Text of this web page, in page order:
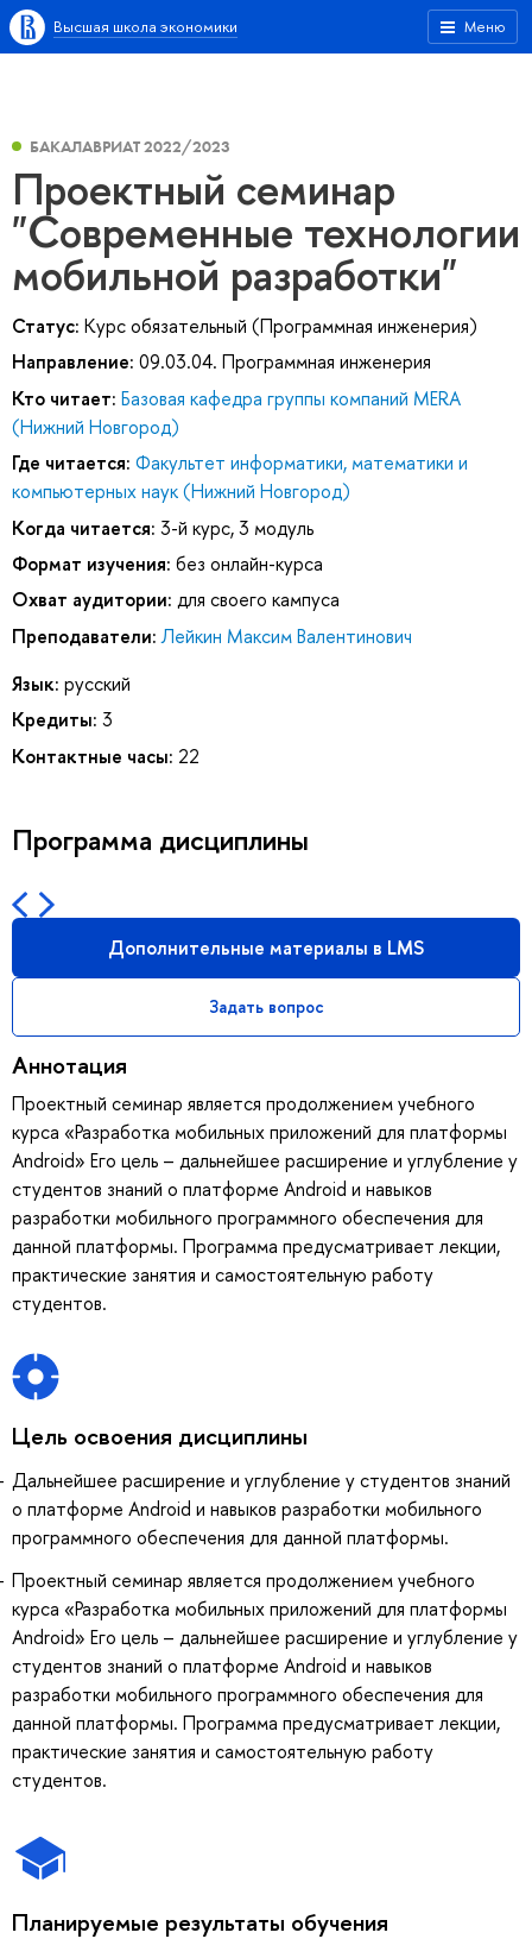
Меню
Высшая школа экономики
БАКАЛАВРИАТ 2022/2023
Проектный семинар
"Современные технологии
мобильной разработки"
Статус: Курс обязательный (Программная инженерия)
Направление: 09.03.04. Программная инженерия
Кто читает: Базовая кафедра группы компаний MERA
(Нижний Новгород)
Где читается: Факультет информатики, математики и
компьютерных наук (Нижний Новгород)
Когда читается: 3-й курс, 3 модуль
Формат изучения: без онлайн-курса
Охват аудитории: для своего кампуса
Преподаватели: Лейкин Максим Валентинович
Язык: русский
Кредиты: 3
Контактные часы: 22
Программа дисциплины
Дополнительные материалы в LMS
Задать вопрос
Аннотация
Проектный семинар является продолжением учебного
курса «Разработка мобильных приложений для платформы
Android» Его цель – дальнейшее расширение и углубление у
студентов знаний о платформе Android и навыков
разработки мобильного программного обеспечения для
данной платформы. Программа предусматривает лекции,
практические занятия и самостоятельную работу
студентов.
Цель освоения дисциплины
Дальнейшее расширение и углубление у студентов знаний
о платформе Android и навыков разработки мобильного
программного обеспечения для данной платформы.
Проектный семинар является продолжением учебного
курса «Разработка мобильных приложений для платформы
Android» Его цель – дальнейшее расширение и углубление у
студентов знаний о платформе Android и навыков
разработки мобильного программного обеспечения для
данной платформы. Программа предусматривает лекции,
практические занятия и самостоятельную работу
студентов.
Планируемые результаты обучения